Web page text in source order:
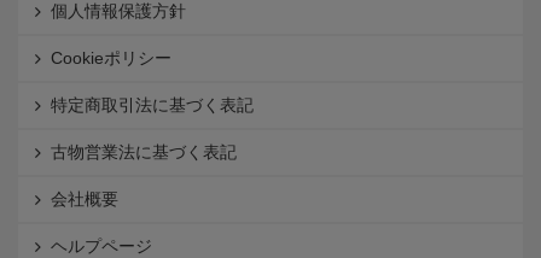
個人情報保護方針
Cookieポリシー
特定商取引法に基づく表記
古物営業法に基づく表記
会社概要
ヘルプページ